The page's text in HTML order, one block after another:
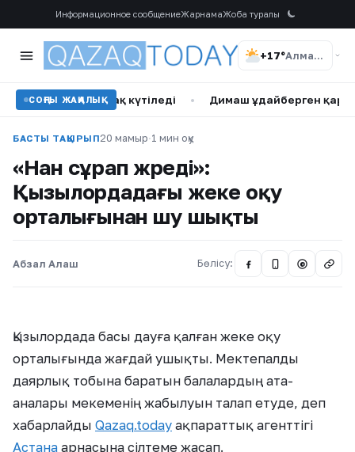
Информационное сообщениеЖарнамаЖоба туралы
+17° Алматы
СОҢҒЫ ЖАҢАЛЫҚ
күтіледі • Димаш Құдайберген қарындасының
БАСТЫ ТАҚЫРЫП20 мамыр·1 мин оқу
«Нан сұрап жүреді»:
Қызылордадағы жеке оқу
орталығынан шу шықты
Абзал Алаш Бөлісу: @
Қызылордада басы дауға қалған жеке оқу
орталығында жағдай ушықты. Мектепалды
даярлық тобына баратын балалардың ата-
аналары мекеменің жабылуын талап етуде, деп
хабарлайды Qazaq.today ақпараттық агенттігі
Астана арнасына сілтеме жасап.